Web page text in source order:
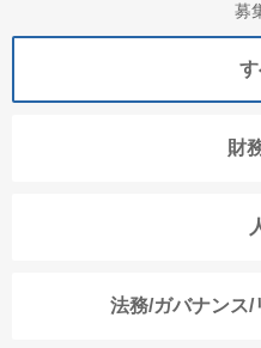
募
財
法務/ガバナンス/